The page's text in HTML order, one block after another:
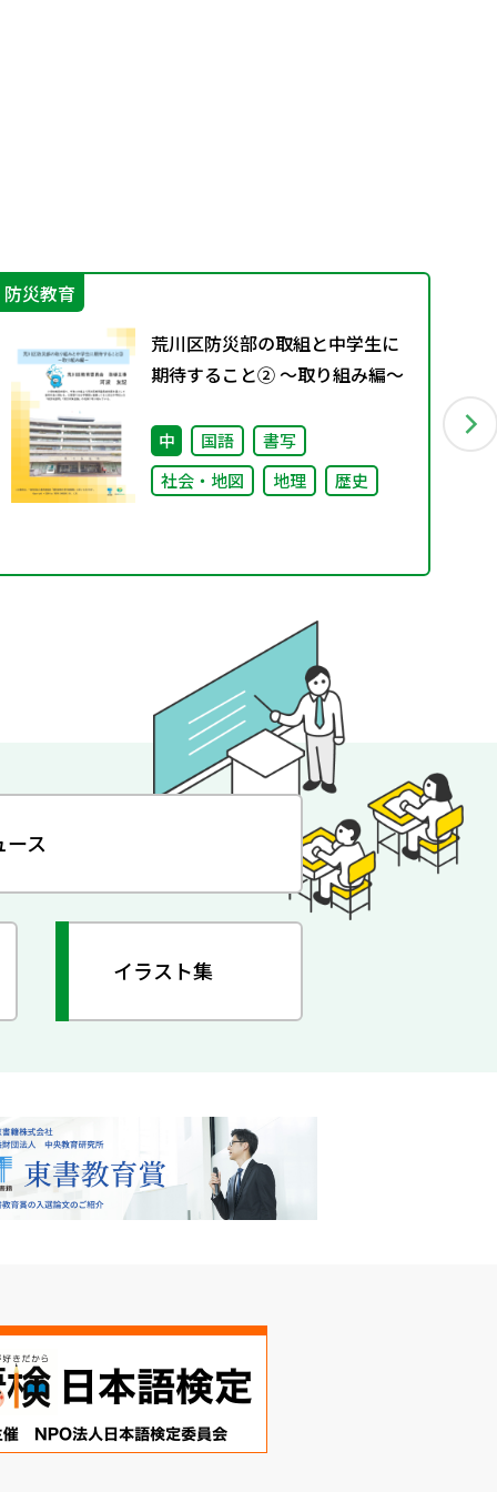
防災教育
荒川区防災部の取組と中学生に
期待すること② ～取り組み編～
中 国語
書写
社会・地図
地理 歴史
ース
イラスト集